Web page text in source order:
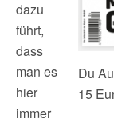
Du
15
dazu
führt,
dass
man es
hier
immer